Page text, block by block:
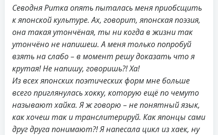
Севодня Ритка опять пыталась меня приобсщить
к японской культуре. Ах, говорит, японская поэзия,
она такая утончёная, ты ни когда в жизни так
утончёно не напишеш. А меня только попробуй
взять на слабо – в момент решу доказать что я
крутая! Не напишу, говоришь?! Ха!
Из всех японских поэтических форм мне больше
всего приглянулась хокку, которую ещё по чемуто
называют хайка. Я ж говорю – не понятный язык,
как хочеш так и транслитерируй. Как японцы сами
друг друга понимают?! Я напесала цикл из хаек, ну